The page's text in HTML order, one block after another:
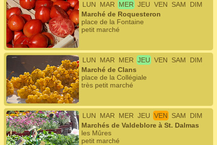
LUN MAR MER JEU VEN SAM
DIM
Marché de Roquesteron
place de la Fontaine
petit marché
LUN MAR MER JEU VEN SAM
DIM
Marché de Clans
place de la Collégiale
très petit marché
LUN MAR MER JEU VEN SAM
DIM
Marchés de Valdeblore à St. Dalmas
les Mûres
petit marché